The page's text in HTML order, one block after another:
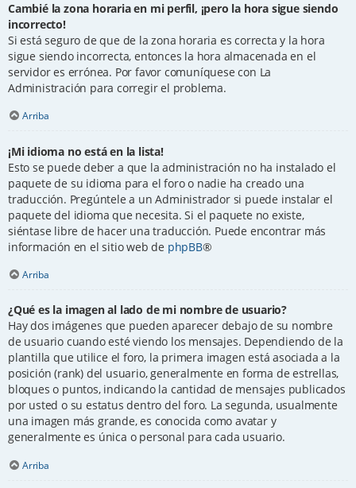
Cambié la zona horaria en mi perfil, ¡pero la hora sigue siendo
incorrecto!
Si está seguro de que de la zona horaria es correcta y la hora
sigue siendo incorrecta, entonces la hora almacenada en el
servidor es errónea. Por favor comuníquese con La
Administración para corregir el problema.
Arriba
¡Mi idioma no está en la lista!
Esto se puede deber a que la administración no ha instalado el
paquete de su idioma para el foro o nadie ha creado una
traducción. Pregúntele a un Administrador si puede instalar el
paquete del idioma que necesita. Si el paquete no existe,
siéntase libre de hacer una traducción. Puede encontrar más
información en el sitio web de phpBB®
Arriba
¿Qué es la imagen al lado de mi nombre de usuario?
Hay dos imágenes que pueden aparecer debajo de su nombre
de usuario cuando esté viendo los mensajes. Dependiendo de la
plantilla que utilice el foro, la primera imagen está asociada a la
posición (rank) del usuario, generalmente en forma de estrellas,
bloques o puntos, indicando la cantidad de mensajes publicados
por usted o su estatus dentro del foro. La segunda, usualmente
una imagen más grande, es conocida como avatar y
generalmente es única o personal para cada usuario.
Arriba